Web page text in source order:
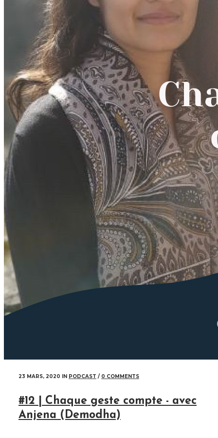
23 MARS, 2020 IN PODCAST / 0 COMMENTS
#12 | Chaque geste compte - avec
Anjena (Demodha)